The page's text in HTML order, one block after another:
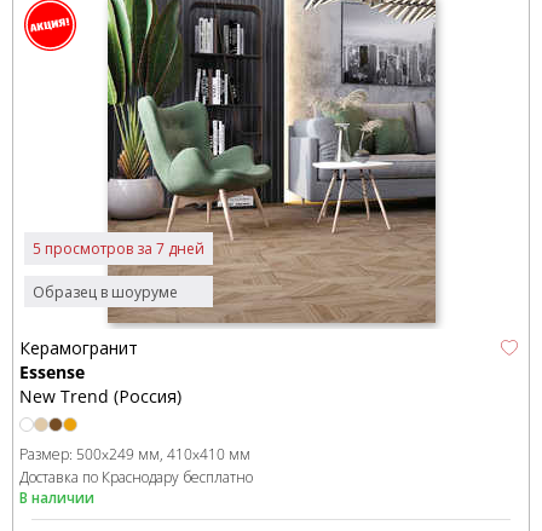
Образец в шоуруме
5 просмотров за 7 дней
Керамогранит
Essense
New Trend (Россия)
Размер: 500x249 мм 410x410 мм
Доставка по Краснодару бесплатно
В наличии